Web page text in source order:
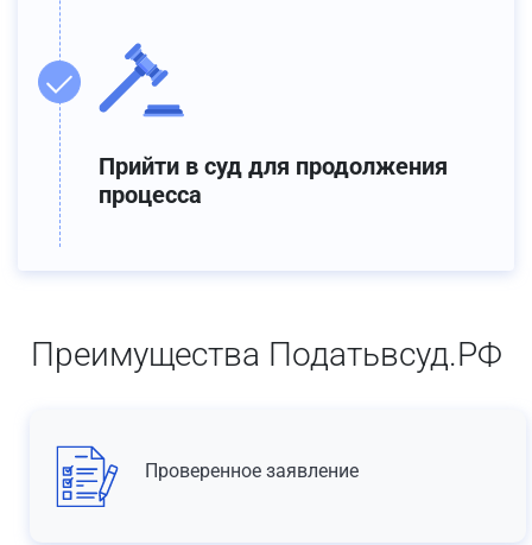
Прийти в суд для продолжения
процесса
Преимущества Податьвсуд.РФ
Проверенное заявление